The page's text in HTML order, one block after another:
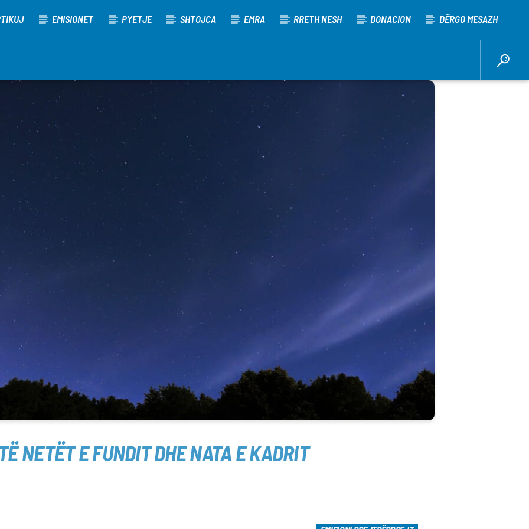
EMISIONET PYETJE SHTOJCA EMRA RRETH NESH DONACION DËRGO MESAZH
NETËT E FUNDIT DHE NATA E KADRIT